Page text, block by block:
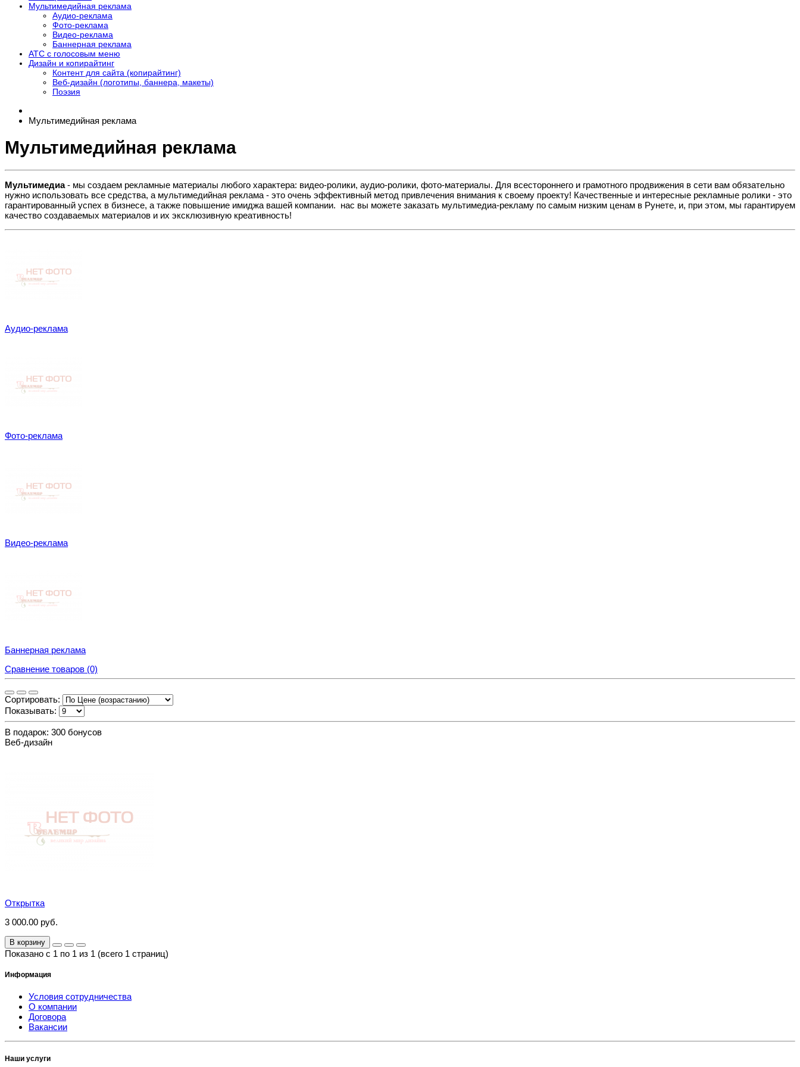
Мультимедийная реклама
Аудио-реклама
Фото-реклама
Видео-реклама
Баннерная реклама
АТС с голосовым меню
Дизайн и копирайтинг
Контент для сайта (копирайтинг)
Веб-дизайн (логотипы, баннера, макеты)
Поэзия
Мультимедийная реклама
Мультимедийная реклама
Мультимедиа- мы создаем рекламные материалы любого характера: видео-ролики, аудио-ролики, фото-материалы. Для всестороннего и грамотного продвижения в сети вам обязательно
нужно использовать все средства, а мультимедийная реклама - это очень эффективный метод привлечения внимания к своему проекту! Качественные и интересные рекламные ролики - это
гарантированный успех в бизнесе, а также повышение имиджа вашей компании. нас вы можете заказать мультимедиа-рекламу по самым низким ценам в Рунете, и, при этом, мы гарантируем
качество создаваемых материалов и их эксклюзивную креативность!
Аудио-реклама
Фото-реклама
Видео-реклама
Баннерная реклама
Сравнение товаров (0)
Сортировать:
Показывать:
В подарок: 300 бонусов
Веб-дизайн
Открытка
3 000.00 руб.
В корзину
Показано с 1 по 1 из 1 (всего 1 страниц)
Информация
Условия сотрудничества
О компании
Договора
Вакансии
Наши услуги